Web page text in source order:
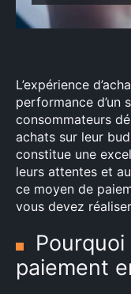
L’expérience
performance d’un
consommateurs
achats sur leur
constitue une
leurs attentes et
ce moyen de
vous devez
paiement